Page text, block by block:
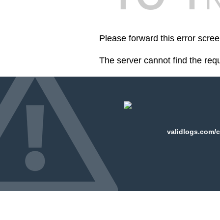
Please forward this error
The server cannot find the
validlogs.com/